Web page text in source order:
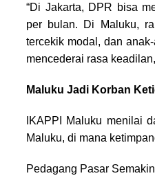
“Di Jakarta, DPR bisa
per bulan. Di Maluku,
tercekik modal, dan
mencederai rasa
Maluku Jadi Korban
IKAPPI Maluku menilai
Maluku, di mana
Pedagang Pasar